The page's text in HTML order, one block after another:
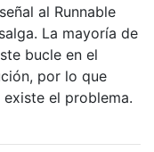
al Runnable
La mayoría de
bucle en el
por lo que
el problema.